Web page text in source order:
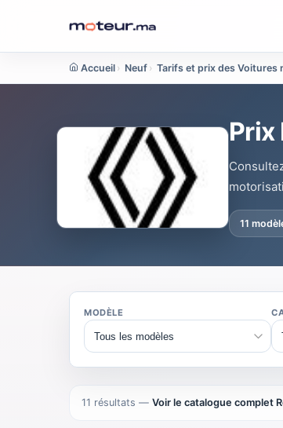
Accueil › Neuf › Tarifs et prix des Voitures
Prix
11
MODÈLE
11 résultats — Voir le catalogue complet